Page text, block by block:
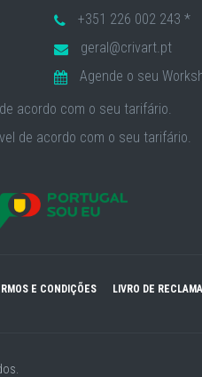
+351 226 002 243 *
geral@crivart.pt
Agende o seu
acordo com o seu tarifário.
de acordo com o seu tarifário.
E CONDIÇÕES LIVRO DE